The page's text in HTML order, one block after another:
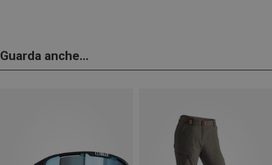
Guarda anche...